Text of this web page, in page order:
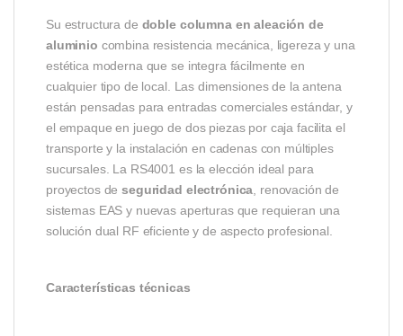
Su estructura de doble columna en aleación de
aluminio combina resistencia mecánica, ligereza y una
estética moderna que se integra fácilmente en
cualquier tipo de local. Las dimensiones de la antena
están pensadas para entradas comerciales estándar, y
el empaque en juego de dos piezas por caja facilita el
transporte y la instalación en cadenas con múltiples
sucursales. La RS4001 es la elección ideal para
proyectos deseguridad electrónica, renovación de
sistemas EAS y nuevas aperturas que requieran una
solución dual RF eficiente y de aspecto profesional.
Características técnicas